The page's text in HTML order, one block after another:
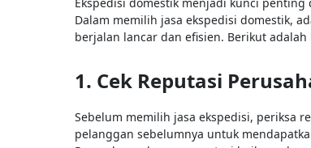
Dalam memilih jasa ekspedisi domestik,
berjalan lancar dan efisien. Berikut
1. Cek Reputasi
Sebelum memilih jasa ekspedisi, periksa
pelanggan sebelumnya untuk